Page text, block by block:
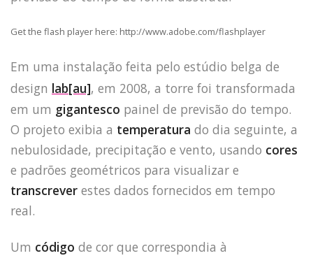
Get the flash player here: http://www.adobe.com/flashplayer
Em uma instalação feita pelo estúdio belga de
design lab[au], em 2008, a torre foi transformada
em um gigantesco painel de previsão do tempo.
O projeto exibia a temperatura do dia seguinte, a
nebulosidade, precipitação e vento, usando cores
e padrões geométricos para visualizar e
transcrever estes dados fornecidos em tempo
real.
Um código de cor que correspondia à